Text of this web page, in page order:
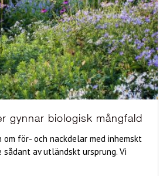
gynnar biologisk mångfald
om för- och nackdelar med inhemskt
av utländskt ursprung. Vi